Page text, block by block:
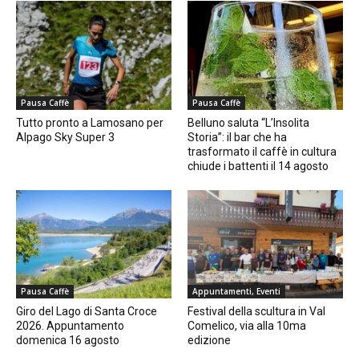
Pausa Caffè
Tutto pronto a Lamosano per
Alpago Sky Super 3
Pausa Caffè
Belluno saluta “L’Insolita
Storia”: il bar che ha
trasformato il caffè in cultura
chiude i battenti il 14 agosto
Pausa Caffè
Giro del Lago di Santa Croce
2026. Appuntamento
domenica 16 agosto
Appuntamenti, Eventi
Festival della scultura in Val
Comelico, via alla 10ma
edizione